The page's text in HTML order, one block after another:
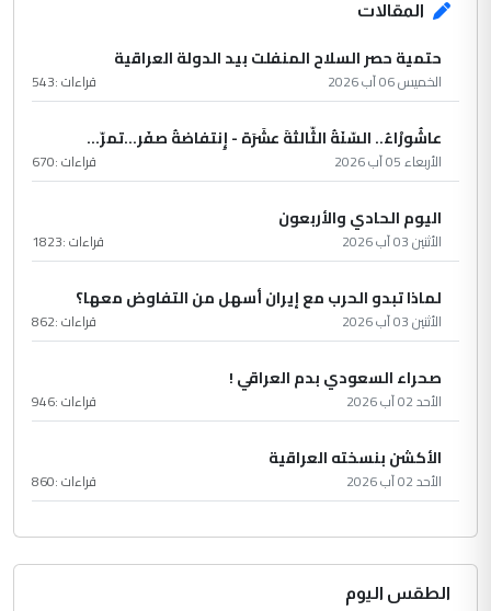
المقالات
حتمية حصر السلاح المنفلت بيد الدولة العراقية
الخميس 06 آب 2026 قراءات :543
عاشُورْاءُ.. السّنَةُ الثّالثةَ عشَرَة - إِنتفاضةُ صفَر…تمرّ...
الأربعاء 05 آب 2026 قراءات :670
اليوم الحادي والأربعون
الأثنين 03 آب 2026 قراءات :1823
لماذا تبدو الحرب مع إيران أسهل من التفاوض معها؟
الأثنين 03 آب 2026 قراءات :862
صحراء السعودي بدم العراقي !
الأحد 02 آب 2026 قراءات :946
الأكشن بنسخته العراقية
الأحد 02 آب 2026 قراءات :860
الطقس اليوم